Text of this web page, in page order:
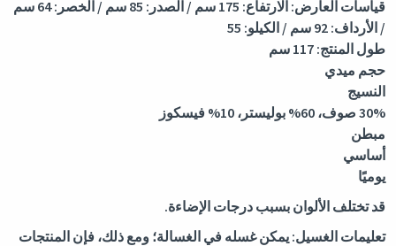
قياسات العارض: الارتفاع: 175 سم / الصدر: 85 سم / الخصر: 64 سم
/ الأرداف: 92 سم / الكيلو: 55
طول المنتج: 117 سم
حجم ميدي
النسيج
30% صوف، 60% بوليستر، 10% فيسكوز
مبطن
أساسي
يوميًا
قد تختلف الألوان بسبب درجات الإضاءة.
تعليمات الغسيل: يمكن غسله في الغسالة؛ ومع ذلك، فإن المنتجات